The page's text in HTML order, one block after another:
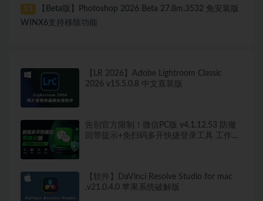
13
【Beta版】Photoshop 2026 Beta 27.8m.3532 免安装版
WINX6支持移除功能
【LR 2026】Adobe Lightroom Classic
2026 v15.5.0.8 中文直装版
告别官方限制！微信PC版 v4.1.12.53 防撤
回带提示+免扫码多开快捷登录工具 工作生
【软件】DaVinci Resolve Studio for mac
.v21.0.4.0 苹果系统破解版